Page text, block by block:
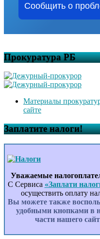
Сообщить о
Прокуратура РБ
Материалы
сайте
Заплатите налоги!
Уважаемые
С Сервиса «Заплати
осуществить оплату
Вы можете также
удобными кнопками в
части нашего